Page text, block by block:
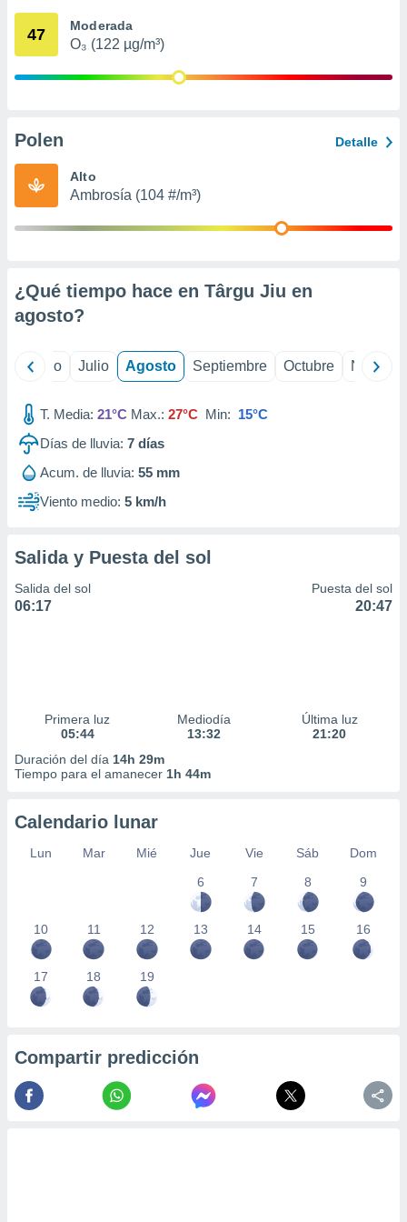
mediante
publicidad
de
47 Moderada
O₃ (122 µg/m³)
Polen Detalle
Alto
Ambrosía (104 #/m³)
¿Qué tiempo hace en Târgu Jiu en
agosto?
Junio Julio Agosto Septiembre Octubre
T. Media: 21°C Max.: 27°C Min: 15°C
Días de lluvia: 7 días
Acum. de lluvia: 55 mm
Viento medio: 5 km/h
Salida y Puesta del sol
Salida del sol
06:17
Puesta del sol
20:47
Primera luz
05:44
Mediodía
13:32
Última luz
21:20
Duración del día 14h 29m
Tiempo para el amanecer 1h 44m
Calendario lunar
Lun Mar Mié Jue Vie Sáb
Dom
6
7 8 9
10 11 12 13 14 15 16
17 18 19
Compartir predicción